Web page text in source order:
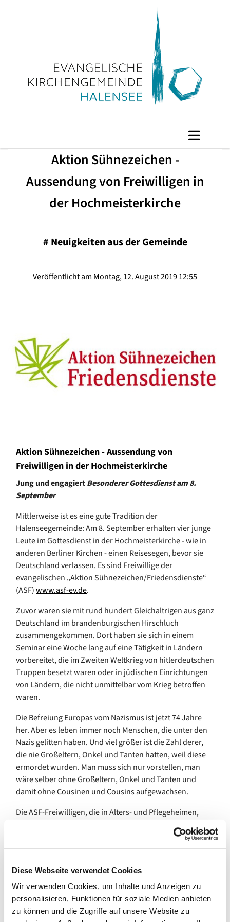
Diese Webseite verwendet Cookies
Wir verwenden Cookies, um Inhalte und Anzeigen zu
personalisieren, Funktionen für soziale Medien anbieten
zu können und die Zugriffe auf unsere Website zu
Aktion Sühnezeichen -
Aussendung von Freiwilligen in
der Hochmeisterkirche
# Neuigkeiten aus der Gemeinde
Veröffentlicht am Montag, 12. August 2019 12:55
Aktion Sühnezeichen - Aussendung von
Freiwilligen in der Hochmeisterkirche
Jung und engagiertBesonderer Gottesdienst am 8.
September
Mittlerweise ist es eine gute Tradition der
Halenseegemeinde: Am 8. September erhalten vier junge
Leute im Gottesdienst in der Hochmeisterkirche - wie in
anderen Berliner Kirchen - einen Reisesegen, bevor sie
Deutschland verlassen. Es sind Freiwillige der
evangelischen „Aktion Sühnezeichen/Friedensdienste“
(ASF)www.asf-ev.de.
Zuvor waren sie mit rund hundert Gleichaltrigen aus ganz
Deutschland im brandenburgischen Hirschluch
zusammengekommen. Dort haben sie sich in einem
Seminar eine Woche lang auf eine Tätigkeit in Ländern
vorbereitet, die im Zweiten Weltkrieg von hitlerdeutschen
Truppen besetzt waren oder in jüdischen Einrichtungen
von Ländern, die nicht unmittelbar vom Krieg betroffen
waren.
Die Befreiung Europas vom Nazismus ist jetzt 74 Jahre
her. Aber es leben immer noch Menschen, die unter den
Nazis gelitten haben. Und viel größer ist die Zahl derer,
die nie Großeltern, Onkel und Tanten hatten, weil diese
ermordet wurden. Man muss sich nur vorstellen, man
wäre selber ohne Großeltern, Onkel und Tanten und
damit ohne Cousinen und Cousins aufgewachsen.
Die ASF-Freiwilligen, die in Alters- und Pflegeheimen,
Kindergärten, Gedenkstätten und auf Friedhöfen
Nachkommen der Opfer, wie sich Deutschland verändert
und zu sterben.
Finanziert wird der Einsatz der Freiwilligen zu vier Fünftel
aus Spenden und Zuwendungen der öffentlichen Hand
und der Kirchen. Ein Fünftel wird dagegen von „Paten“